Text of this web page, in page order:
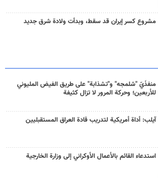
مشروع كسر إيران قد سقط، وبدأت ولادة شرق جديد
منفذَيّ "شلمجه" و"تشذابة" على طريق الفيض المليوني
للأربعين؛ وحركة المرور لا تزال كثيفة
آيلب: أداة أمريكية لتدريب قادة العراق المستقبليين
استدعاء القائم بالأعمال الأوكراني إلى وزارة الخارجية